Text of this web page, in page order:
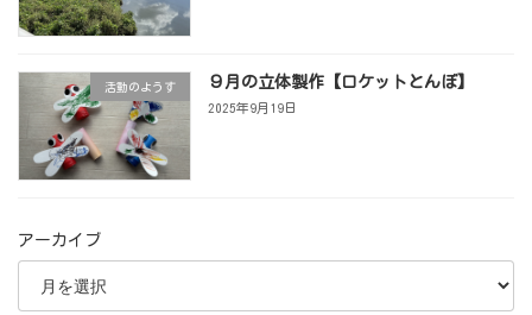
活動のようす ９月の立体製作【ロケットとんぼ】
2025年9月19日
アーカイブ